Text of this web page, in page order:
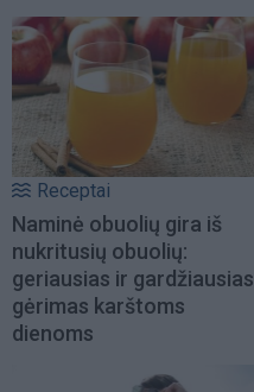
Receptai
Naminė obuolių gira iš
nukritusių obuolių:
geriausias ir gardžiausias
gėrimas karštoms
dienoms